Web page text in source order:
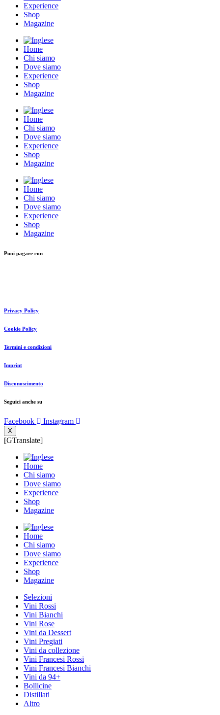
Experience
Shop
Magazine
Home
Chi siamo
Dove siamo
Experience
Shop
Magazine
Home
Chi siamo
Dove siamo
Experience
Shop
Magazine
Home
Chi siamo
Dove siamo
Experience
Shop
Magazine
Puoi pagare con
Privacy Policy
Cookie Policy
Termini e condizioni
Imprint
Disconoscimento
Seguici anche su
Facebook Instagram
X
[GTranslate]
Home
Chi siamo
Dove siamo
Experience
Shop
Magazine
Home
Chi siamo
Dove siamo
Experience
Shop
Magazine
Selezioni
Vini Rossi
Vini Bianchi
Vini Rose
Vini da Dessert
Vini Pregiati
Vini da collezione
Vini Francesi Rossi
Vini Francesi Bianchi
Vini da 94+
Bollicine
Distillati
Altro